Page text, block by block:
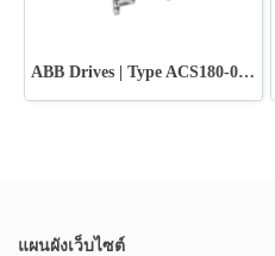
ABB Drives | Type ACS180-04N-033A-4
แผนผังเว็บไซต์